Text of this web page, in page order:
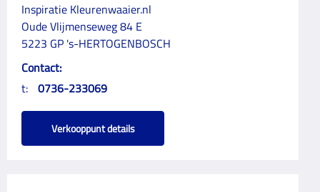
Inspiratie Kleurenwaaier.nl
Oude Vlijmenseweg 84 E
5223 GP 's-HERTOGENBOSCH
Contact:
t: 0736-233069
Verkooppunt details